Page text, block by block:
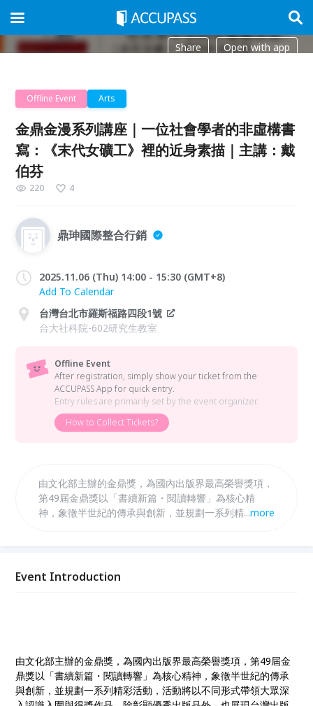
Share Open with app
Offline Event Arts
金鼎金漫系列講座｜一位社會學者的非虛構書
寫：《末代女礦工》裡的近身素描｜主講：戴
伯芬
220 4
鼎珅國際整合行銷
2025.11.06 (Thu) 14:00 - 15:30 (GMT+8)
Add To Calendar
台灣台北市羅斯福路四段1號
台大社科院-602研究生教室
Offline Event
After registration, simply show your ticket from the
ACCUPASS App for quick entry.
Entry rules are primarily set by the event organizer.
How to Collect Tickets?
由文化部主辦的金鼎獎，為國內出版界最高榮譽獎項，
第49屆金鼎獎以「書續新篇・閱讀轉響」為核心精
神，象徵半世紀的傳承與創新，並規劃一系列精彩活
...more
Event Introduction
由文化部主辦的金鼎獎，為國內出版界最高榮譽獎項，第49屆金
鼎獎以「書續新篇・閱讀轉響」為核心精神，象徵半世紀的傳承
與創新，並規劃一系列精彩活動，活動將以不同形式帶領大眾深